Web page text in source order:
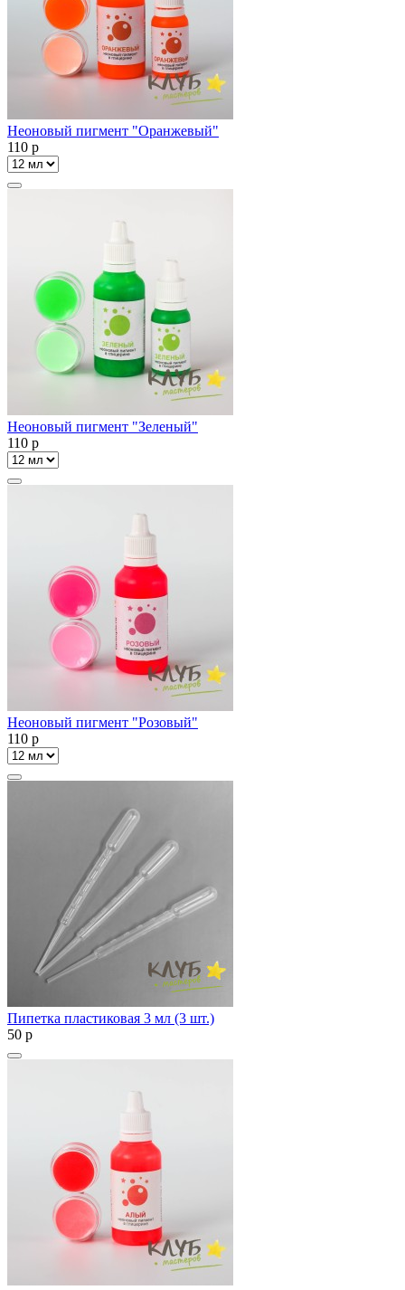
Неоновый пигмент "Оранжевый"
110 p
Неоновый пигмент "Зеленый"
110 p
Неоновый пигмент "Розовый"
110 p
Пипетка пластиковая 3 мл (3 шт.)
50 p